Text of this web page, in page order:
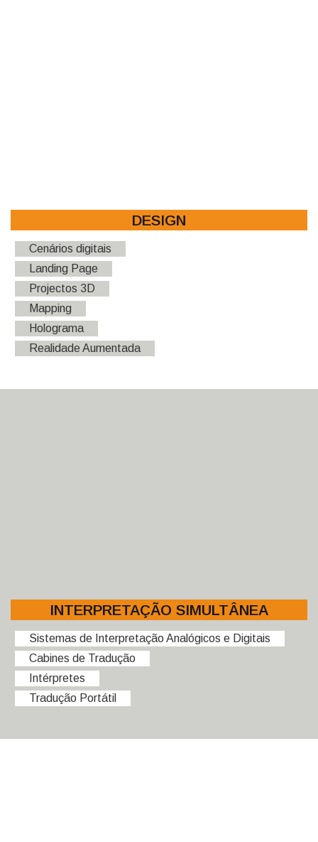
DESIGN
Cenários digitais
Landing Page
Projectos 3D
Mapping
Holograma
Realidade Aumentada
INTERPRETAÇÃO SIMULTÂNEA
Sistemas de Interpretação Analógicos e Digitais
Cabines de Tradução
Intérpretes
Tradução Portátil